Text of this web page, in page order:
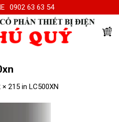
0902 63 63 54
× 215 in LC500XN